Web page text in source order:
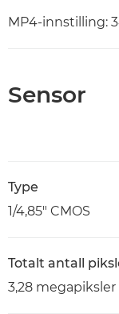
MP4-innstilling:
Sensor
Type
1/4,85" CMOS
Totalt antall
3,28 megapiksler